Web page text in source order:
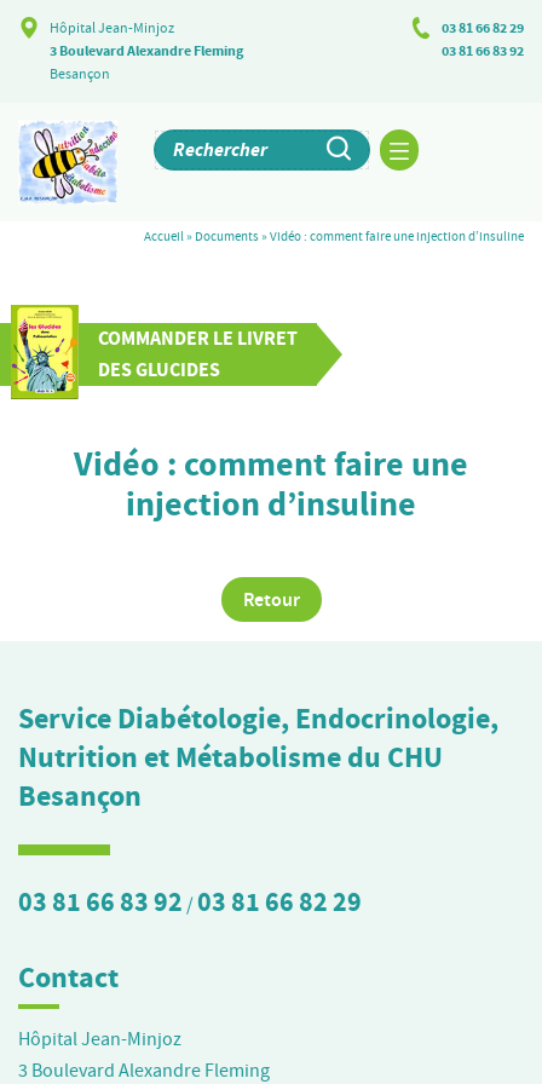
Hôpital Jean-Minjoz
3 Boulevard Alexandre Fleming
Besançon
03 81 66 82 29
03 81 66 83 92
Accueil» Documents»Vidéo : comment faire une injection d’insuline
COMMANDER LE LIVRET
DES GLUCIDES
Vidéo : comment faire une
injection d’insuline
Retour
Service Diabétologie, Endocrinologie,
Nutrition et Métabolisme du CHU
Besançon
03 81 66 83 92 /03 81 66 82 29
Contact
Hôpital Jean-Minjoz
3 Boulevard Alexandre Fleming